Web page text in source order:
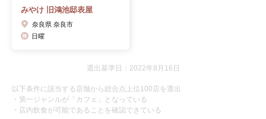
みやけ 旧鴻池邸表屋
奈良県 奈良市
日曜
選出基準日：2022年8月16日
以下条件に該当する店舗から総合点上位100店を選出
・第一ジャンルが「カフェ」となっている
・店内飲食が可能であることを確認できている